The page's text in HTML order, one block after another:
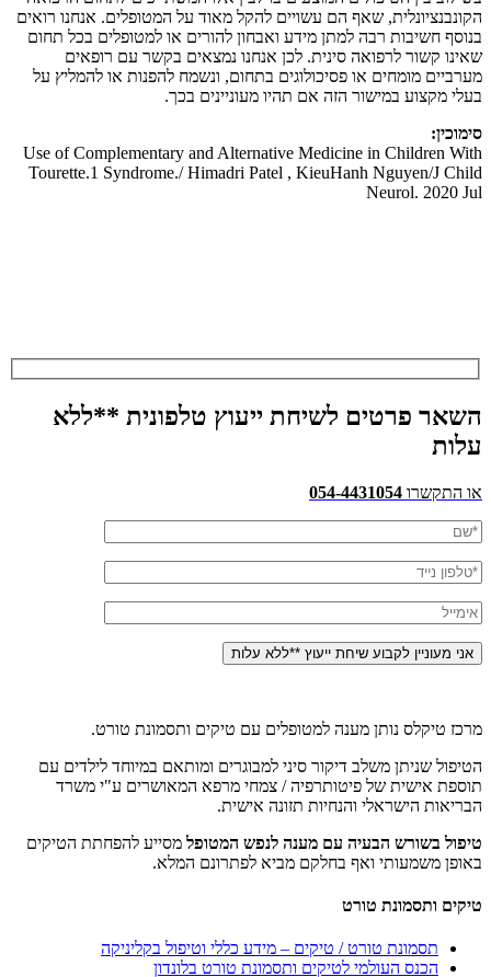
הקונבנציונלית, שאף הם עשויים להקל מאוד על המטופלים. אנחנו רואים
בנוסף חשיבות רבה למתן מידע ואבחון להורים או למטופלים בכל תחום
שאינו קשור לרפואה סינית. לכן אנחנו נמצאים בקשר עם רופאים
מערביים מומחים או פסיכולוגים בתחום, ונשמח להפנות או להמליץ על
בעלי מקצוע במישור הזה אם תהיו מעוניינים בכך.
סימוכין:
Use of Complementary and Alternative Medicine in Children With
Tourette.1 Syndrome./ Himadri Patel , KieuHanh Nguyen/J Child
Neurol. 2020 Jul
השאר פרטים לשיחת ייעוץ טלפונית **ללא
עלות
או התקשרו 054-4431054
מרכז טיקלס נותן מענה למטופלים עם טיקים ותסמונת טורט.
הטיפול שניתן משלב דיקור סיני למבוגרים ומותאם במיוחד לילדים עם
תוספת אישית של פיטותרפיה / צמחי מרפא המאושרים ע"י משרד
הבריאות הישראלי והנחיות תזונה אישית.
טיפול בשורש הבעיה עם מענה לנפש המטופל מסייע להפחתת הטיקים
באופן משמעותי ואף בחלקם מביא לפתרונם המלא.
טיקים ותסמונת טורט
תסמונת טורט / טיקים – מידע כללי וטיפול בקליניקה
הכנס העולמי לטיקים ותסמונת טורט בלונדון